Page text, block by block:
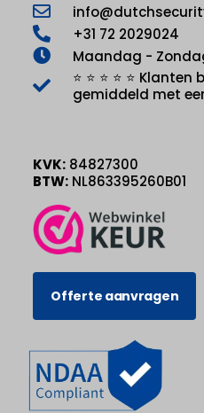
+31 72 2029024
Maandag -
⭐ ⭐ ⭐ ⭐ ⭐
gemiddeld met
KVK: 84827300
BTW: NL863395260B01
Offerte aanvragen